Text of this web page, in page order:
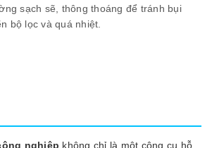
sạch sẽ, thông thoáng để tránh bụi
bộ lọc và quá nhiệt.
nghiệp không chỉ là một công cụ hỗ